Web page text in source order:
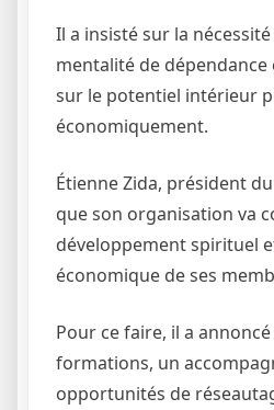
Il a insisté sur la
mentalité de
sur le potentiel intérieur
économiquement.
Étienne Zida, président
que son organisation va
développement spirituel
économique de ses
Pour ce faire, il a
formations, un
opportunités de